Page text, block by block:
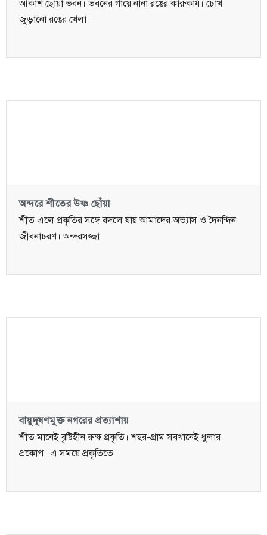
আকাশ ছোঁয়া ভবন। ভবনের গায়ে নানা রঙের কারুকার্য। চোখ
জুড়ানো রঙের খেলা।
অন্দরে শীতের উষ্ণ ছোঁয়া
শীত এলে প্রকৃতির সঙ্গে বদলে যায় আমাদের অভ্যাস ও দৈনন্দিন
জীবনাচরণ। অন্দরসজ্জা
বায়ুদূষণমুক্ত নগরের প্রত্যাশায়
শীত মানেই বৃষ্টিহীন রুক্ষ প্রকৃতি। শহর-গ্রাম সবখানেই ধুলার
প্রকোপ। এ সময়ে প্রকৃতিতে